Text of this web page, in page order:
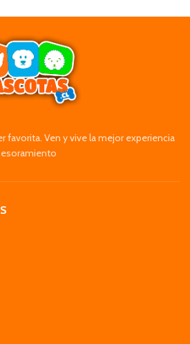
favorita. Ven y vive la mejor experiencia